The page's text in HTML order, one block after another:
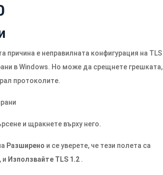
причина е неправилната конфигурация на TLS
в Windows. Но може да срещнете грешката,
протоколите.
и щракнете върху него.
Разширено и се уверете, че тези полета са
, и Използвайте TLS 1.2 .